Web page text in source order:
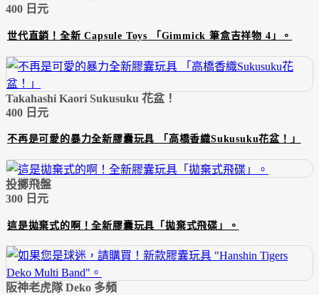
400 日元
世代直銷！全新 Capsule Toys 「Gimmick 筆盒吉祥物 4」。
Takahashi Kaori Sukusuku 花盆！
400 日元
不再是可愛的暴力全新膠囊玩具 「高橋香織Sukusuku花盆！」
投擲飛盤
300 日元
這是拋棄式的啊！全新膠囊玩具「拋棄式飛碟」。
阪神老虎隊 Deko 多頻